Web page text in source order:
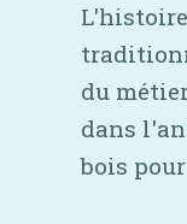
du
dans
bois